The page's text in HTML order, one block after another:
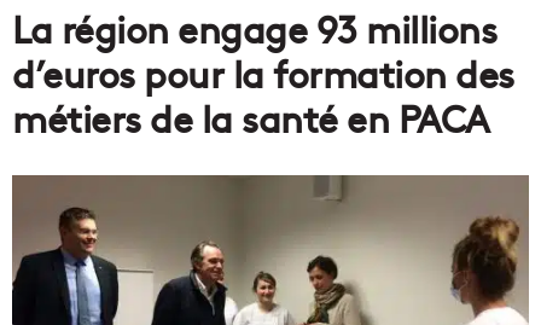
La région engage 93 millions
d’euros pour la formation des
métiers de la santé en PACA